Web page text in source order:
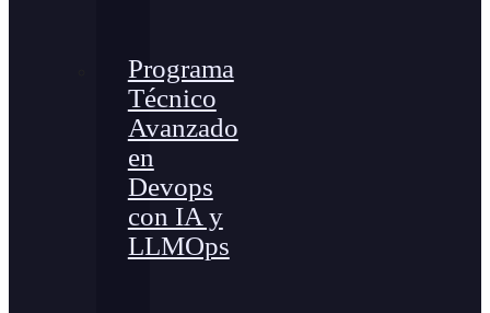
Programa
Técnico
Avanzado
en
Devops
con IA y
LLMOps